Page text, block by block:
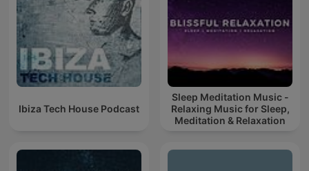
Ibiza Tech House Podcast
Sleep Meditation Music -
Relaxing Music for Sleep,
Meditation & Relaxation